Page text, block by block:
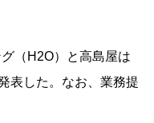
（H2O）と高島屋は
表した。なお、業務提